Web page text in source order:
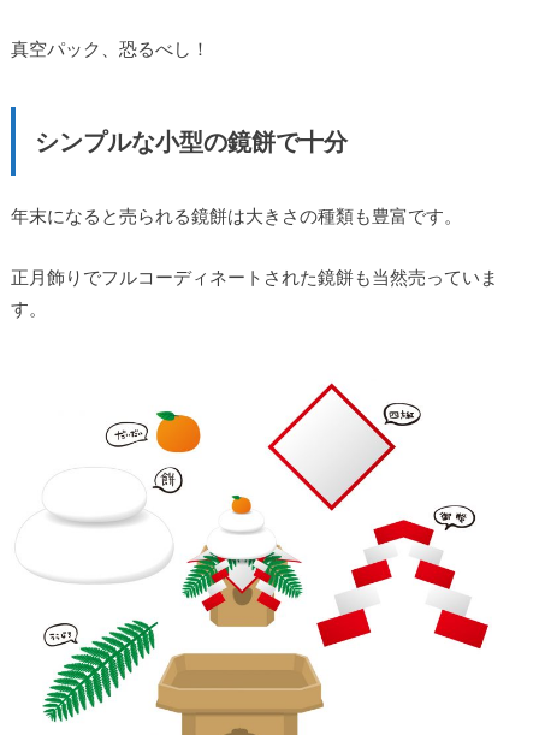
真空パック、恐るべし！
シンプルな小型の鏡餅で十分
年末になると売られる鏡餅は大きさの種類も豊富です。
正月飾りでフルコーディネートされた鏡餅も当然売っていま
す。